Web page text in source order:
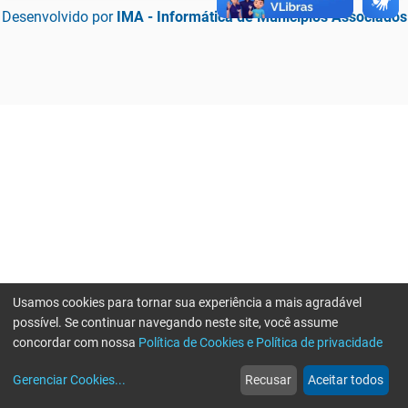
Desenvolvido por IMA - Informática de Municípios Associados
web
Notícias
more_horiz
Mais
Usamos cookies para tornar sua experiência a mais agradável
possível. Se continuar navegando neste site, você assume
concordar com nossa Política de Cookies e Política de privacidade
Gerenciar Cookies... Recusar Aceitar todos
Erro ao enviar informações, por favor tente novamente